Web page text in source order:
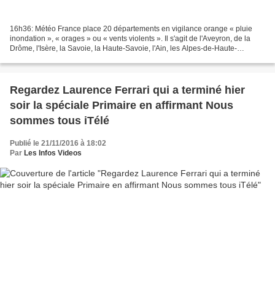
16h36: Météo France place 20 départements en vigilance orange « pluie
inondation », « orages » ou « vents violents ». Il s'agit de l'Aveyron, de la
Drôme, l'Isère, la Savoie, la Haute-Savoie, l'Ain, les Alpes-de-Haute-
Regardez Laurence Ferrari qui a terminé hier
soir la spéciale Primaire en affirmant Nous
sommes tous iTélé
Publié le 21/11/2016 à 18:02
Par Les Infos Videos